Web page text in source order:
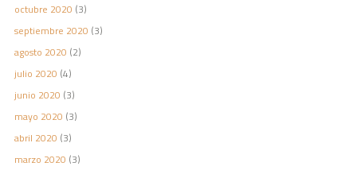
octubre 2020 (3)
septiembre 2020 (3)
agosto 2020 (2)
julio 2020 (4)
junio 2020 (3)
mayo 2020 (3)
abril 2020 (3)
marzo 2020 (3)